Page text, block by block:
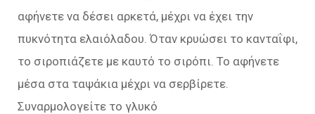
αφήνετε να δέσει αρκετά, μέχρι να έχει την
πυκνότητα ελαιόλαδου. Όταν κρυώσει το κανταΐφι,
το σιροπιάζετε με καυτό το σιρόπι. Το αφήνετε
μέσα στα ταψάκια μέχρι να σερβίρετε.
Συναρμολογείτε το γλυκό